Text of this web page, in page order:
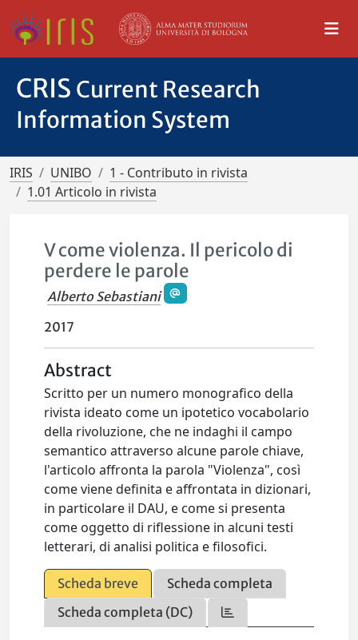
CRIS Current Research
Information System
IRIS UNIBO
1 - Contributo in rivista
1.01 Articolo in rivista
V come violenza. Il pericolo di
perdere le parole
Alberto Sebastiani
2017
Abstract
Scritto per un numero monografico della
rivista ideato come un ipotetico vocabolario
della rivoluzione, che ne indaghi il campo
semantico attraverso alcune parole chiave,
l'articolo affronta la parola "Violenza", così
come viene definita e affrontata in dizionari,
in particolare il DAU, e come si presenta
come oggetto di riflessione in alcuni testi
letterari, di analisi politica e filosofici.
Scheda breve
Scheda completa
Scheda completa (DC)